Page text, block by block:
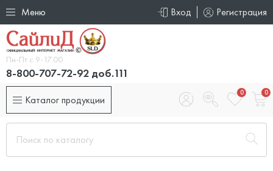
Меню Вход Регистрация
Пн-Пт с 9-17.00
8-800-707-72-92 доб.111
Каталог продукции
0 0